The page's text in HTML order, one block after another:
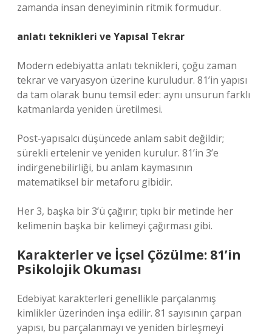
zamanda insan deneyiminin ritmik formudur.
anlatı teknikleri ve Yapısal Tekrar
Modern edebiyatta anlatı teknikleri, çoğu zaman
tekrar ve varyasyon üzerine kuruludur. 81’in yapısı
da tam olarak bunu temsil eder: aynı unsurun farklı
katmanlarda yeniden üretilmesi.
Post-yapısalcı düşüncede anlam sabit değildir;
sürekli ertelenir ve yeniden kurulur. 81’in 3’e
indirgenebilirliği, bu anlam kaymasının
matematiksel bir metaforu gibidir.
Her 3, başka bir 3’ü çağırır; tıpkı bir metinde her
kelimenin başka bir kelimeyi çağırması gibi.
Karakterler ve İçsel Çözülme: 81’in
Psikolojik Okuması
Edebiyat karakterleri genellikle parçalanmış
kimlikler üzerinden inşa edilir. 81 sayısının çarpan
yapısı, bu parçalanmayı ve yeniden birleşmeyi